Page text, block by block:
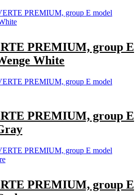
PREMIUM, group E
White
PREMIUM, group E
PREMIUM, group E